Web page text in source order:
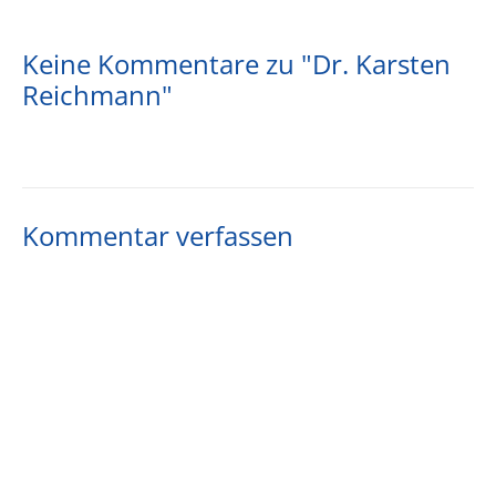
Keine Kommentare zu "Dr. Karsten
Reichmann"
Kommentar verfassen